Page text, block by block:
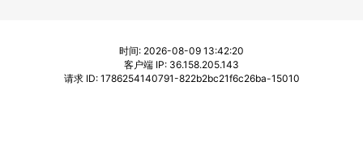
时间: 2026-08-09 13:42:20
客户端 IP: 36.158.205.143
请求 ID: 1786254140791-822b2bc21f6c26ba-15010